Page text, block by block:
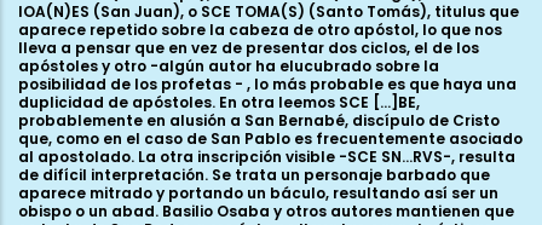
IOA(N)ES (San Juan), o SCE TOMA(S) (Santo Tomás), titulus que
aparece repetido sobre la cabeza de otro apóstol, lo que nos
lleva a pensar que en vez de presentar dos ciclos, el de los
apóstoles y otro -algún autor ha elucubrado sobre la
posibilidad de los profetas - , lo más probable es que haya una
duplicidad de apóstoles. En otra leemos SCE [...]BE,
probablemente en alusión a San Bernabé, discípulo de Cristo
que, como en el caso de San Pablo es frecuentemente asociado
al apostolado. La otra inscripción visible -SCE SN...RVS-, resulta
de difícil interpretación. Se trata un personaje barbado que
aparece mitrado y portando un báculo, resultando así ser un
obispo o un abad. Basilio Osaba y otros autores mantienen que